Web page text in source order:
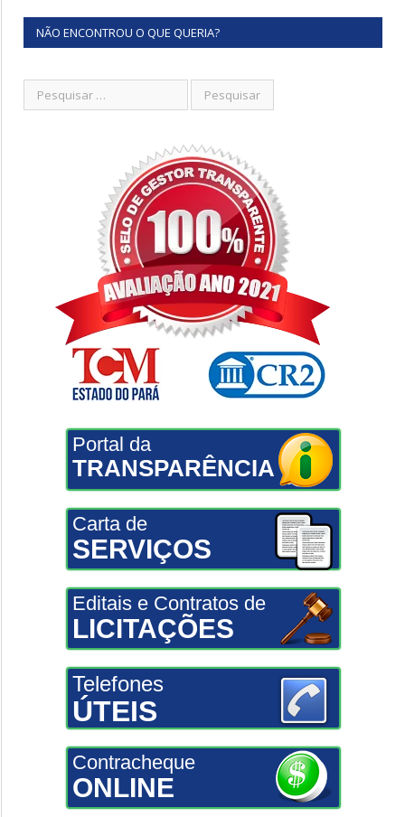
NÃO ENCONTROU O QUE QUERIA?
Portal da
TRANSPARÊNCIA
Carta de
SERVIÇOS
Editais e Contratos de
LICITAÇÕES
Telefones
ÚTEIS
Contracheque
ONLINE